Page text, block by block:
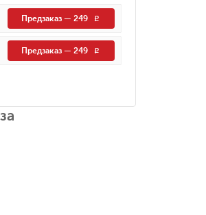
Предзаказ— 249 R
Предзаказ— 249 R